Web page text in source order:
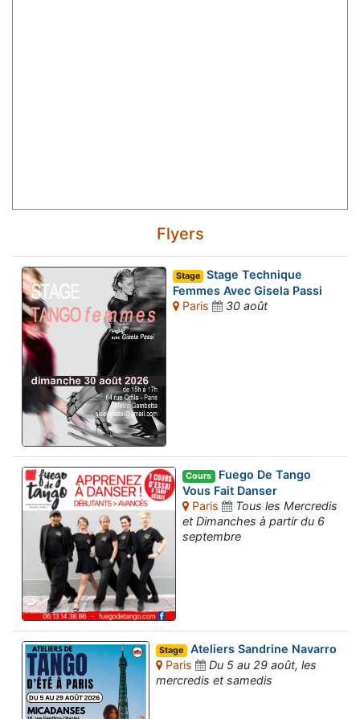
Flyers
Stage
Stage Technique
Femmes Avec Gisela Passi
Paris
30 août
Cours Fuego De Tango
Vous Fait Danser
Paris
Tous les Mercredis
et Dimanches à partir du 6
septembre
Stage Ateliers Sandrine Navarro
Paris
Du 5 au 29 août, les
mercredis et samedis